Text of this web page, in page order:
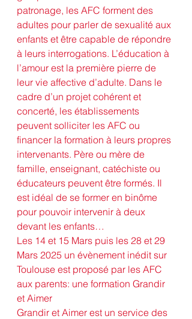
patronage, les AFC forment des
adultes pour parler de sexualité aux
enfants et être capable de répondre
à leurs interrogations. L’éducation à
l’amour est la première pierre de
leur vie affective d’adulte. Dans le
cadre d’un projet cohérent et
concerté, les établissements
peuvent solliciter les AFC ou
financer la formation à leurs propres
intervenants. Père ou mère de
famille, enseignant, catéchiste ou
éducateurs peuvent être formés. Il
est idéal de se former en binôme
pour pouvoir intervenir à deux
devant les enfants…
Les 14 et 15 Mars puis les 28 et 29
Mars 2025 un évènement inédit sur
Toulouse est proposé par les AFC
aux parents: une formation Grandir
et Aimer
Grandir et Aimer est un service des